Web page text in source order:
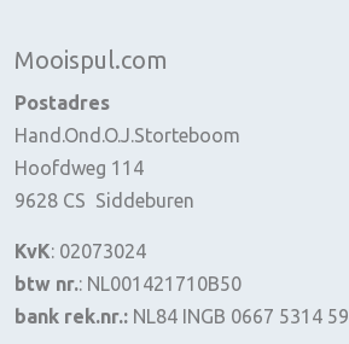
Mooispul.com
Postadres
Hand.Ond.O.J.Storteboom
Hoofdweg 114
9628 CS Siddeburen
KvK: 02073024
btw nr.: NL001421710B50
bank rek.nr.: NL84 INGB 0667 5314 59